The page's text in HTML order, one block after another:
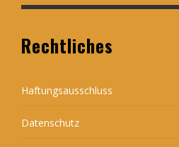
Rechtliches
Haftungsausschluss
Datenschutz